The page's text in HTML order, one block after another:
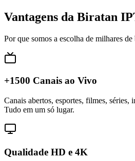
Vantagens da Biratan
Por que somos a escolha de milhares
+1500 Canais ao Vivo
Canais abertos, esportes, filmes, séries,
Tudo em um só lugar.
Qualidade HD e 4K